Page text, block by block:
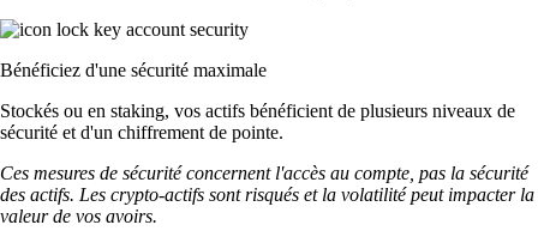
Bénéficiez d'une sécurité maximale
Stockés ou en staking, vos actifs bénéficient de plusieurs niveaux de
sécurité et d'un chiffrement de pointe.
Ces mesures de sécurité concernent l'accès au compte, pas la sécurité
des actifs. Les crypto-actifs sont risqués et la volatilité peut impacter la
valeur de vos avoirs.